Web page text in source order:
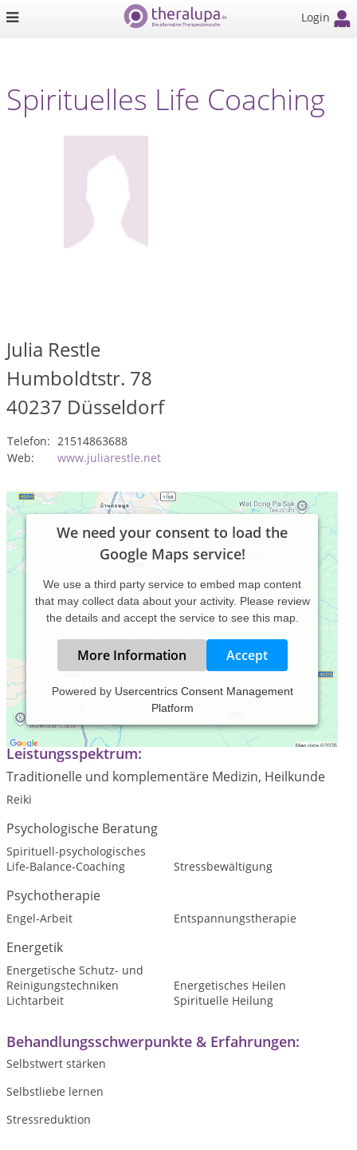
Login
Spirituelles Life Coaching
Julia Restle
Humboldtstr. 78
40237 Düsseldorf
Telefon: 21514863688
Web:
www.juliarestle.net
We need your consent to load the
Google Maps service!
We use a third party service to embed map content
that may collect data about your activity. Please review
the details and accept the service to see this map.
More Information Accept
Powered by Usercentrics Consent Management
Platform
Mit Reiki ab in die Selbstliebe
Leistungsspektrum:
Traditionelle und komplementäre Medizin, Heilkunde
Reiki
Psychologische Beratung
Spirituell-psychologisches
Life-Balance-Coaching
Stressbewältigung
Psychotherapie
Engel-Arbeit Entspannungstherapie
Energetik
Energetische Schutz- und
Reinigungstechniken
Energetisches Heilen
Lichtarbeit
Spirituelle Heilung
Behandlungsschwerpunkte & Erfahrungen:
Selbstwert stärken
Selbstliebe lernen
Stressreduktion